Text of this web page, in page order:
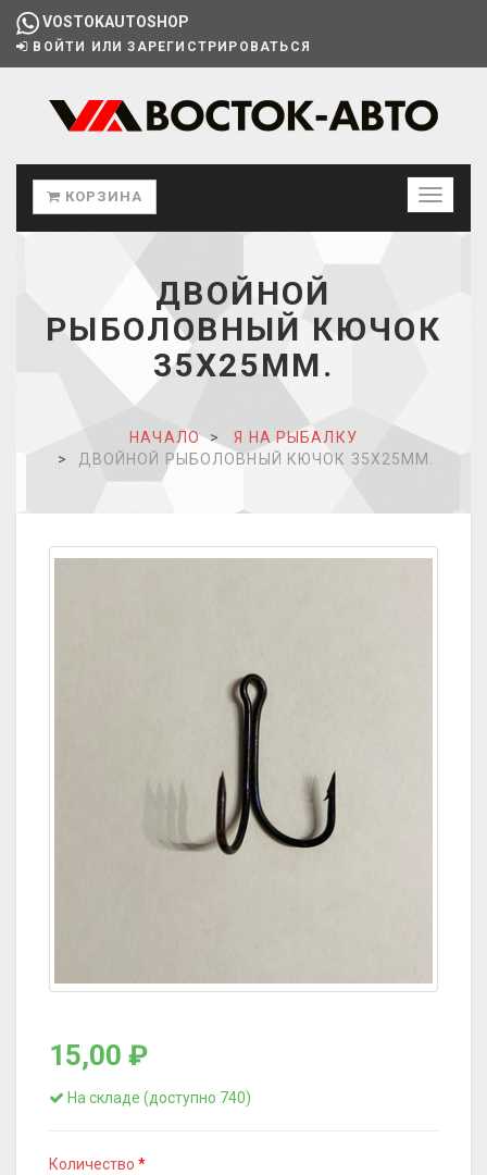
VOSTOKAUTOSHOP
ВОЙТИ ИЛИ ЗАРЕГИСТРИРОВАТЬСЯ
КОРЗИНА
ДВОЙНОЙ
РЫБОЛОВНЫЙ КЮЧОК
35Х25ММ.
НАЧАЛО
Я НА РЫБАЛКУ
ДВОЙНОЙ РЫБОЛОВНЫЙ КЮЧОК 35Х25ММ.
15,00 ₽
На складе (доступно 740)
Количество